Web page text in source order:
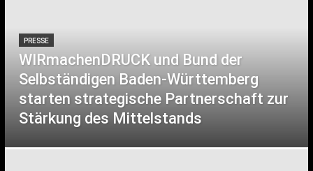
PRESSE
WIRmachenDRUCK und Bund der
Selbständigen Baden-Württemberg
starten strategische Partnerschaft zur
Stärkung des Mittelstands